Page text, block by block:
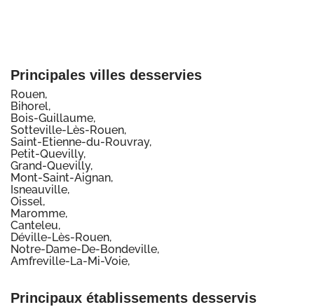
Principales villes desservies
Rouen,
Bihorel,
Bois-Guillaume,
Sotteville-Lès-Rouen,
Saint-Etienne-du-Rouvray,
Petit-Quevilly,
Grand-Quevilly,
Mont-Saint-Aignan,
Isneauville,
Oissel,
Maromme,
Canteleu,
Déville-Lès-Rouen,
Notre-Dame-De-Bondeville,
Amfreville-La-Mi-Voie,
Principaux établissements desservis